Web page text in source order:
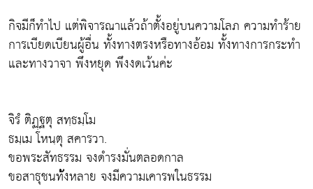
กิจมีก็ทำไป แต่พิจารณาแล้วถ้าตั้งอยู่บนความโลภ ความทำร้าย
การเบียดเบียนผู้อื่น ทั้งทางตรงหรือทางอ้อม ทั้งทางการกระทำ
และทางวาจา พึงหยุด พึงงดเว้นค่ะ
จิรํ ติฏฺฐตุ สทฺธมฺโม
ธมฺเม โหนฺตุ สคารวา.
ขอพระสัทธรรม จงดํารงมั่นตลอดกาล
ขอสาธุชนท้ังหลาย จงมีความเคารพในธรรม